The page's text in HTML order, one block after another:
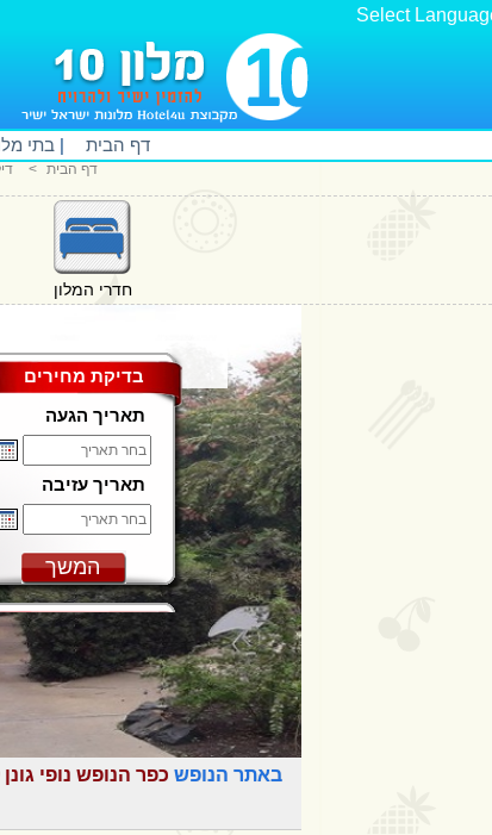
Select
בתי | דף הבית
< דף הבית
חדרי המלון
בדיקת מחירים
תאריך הגעה
תאריך עזיבה
המשך
באתר הנופש כפר הנופש נופי גונן